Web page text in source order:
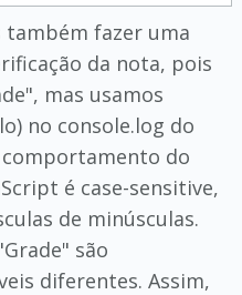
também fazer uma
da nota, pois
mas usamos
no console.log do
do
é case-sensitive,
de minúsculas.
são
diferentes. Assim,